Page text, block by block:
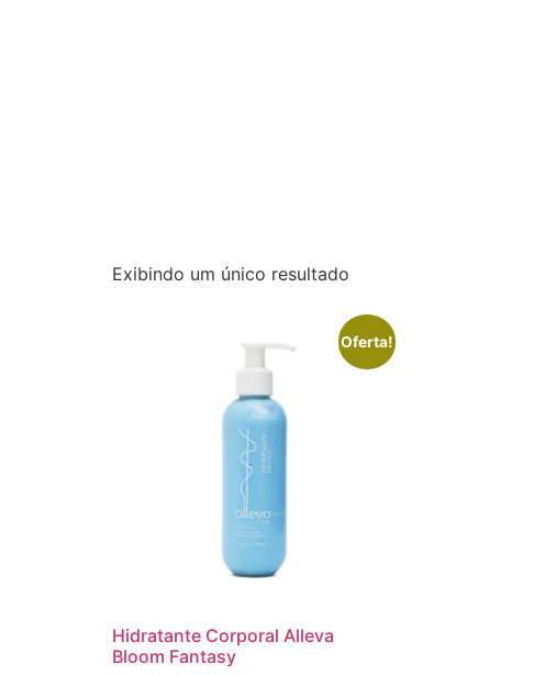
Exibindo um único resultado
Oferta!
Hidratante Corporal Alleva
Bloom Fantasy